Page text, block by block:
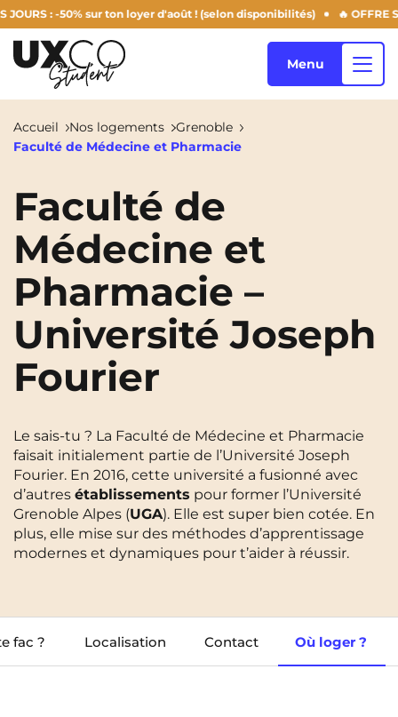
: -50% sur ton loyer d'août ! (selon disponibilités) 🔥 OFFRE
Annemasse Archamps
Aulnoy-Lez-Valenciennes Béziers
Blois
Bordeaux Boulogne-Billancourt
Brest
Chambéry NEW! Dijon
Gradignan Grenoble
Le Havre
Lille Limoges
Nantes Nîmes
Qui sommes-nous ?
Blog
FR
FR
EN
Instagram
TikTokFacebookYouTubeLinkedIn
Menu
Accueil Nos logements
Grenoble
Faculté de Médecine et Pharmacie
Faculté de
Médecine et
Pharmacie –
Université Joseph
Fourier
Le sais-tu ? La Faculté de Médecine et Pharmacie
faisait initialement partie de l’Université Joseph
Fourier. En 2016, cette université a fusionné avec
d’autres établissements pour former l’Université
Grenoble Alpes (UGA). Elle est super bien cotée. En
plus, elle mise sur des méthodes d’apprentissage
modernes et dynamiques pour t’aider à réussir.
fac ? Localisation Contact Où loger ?